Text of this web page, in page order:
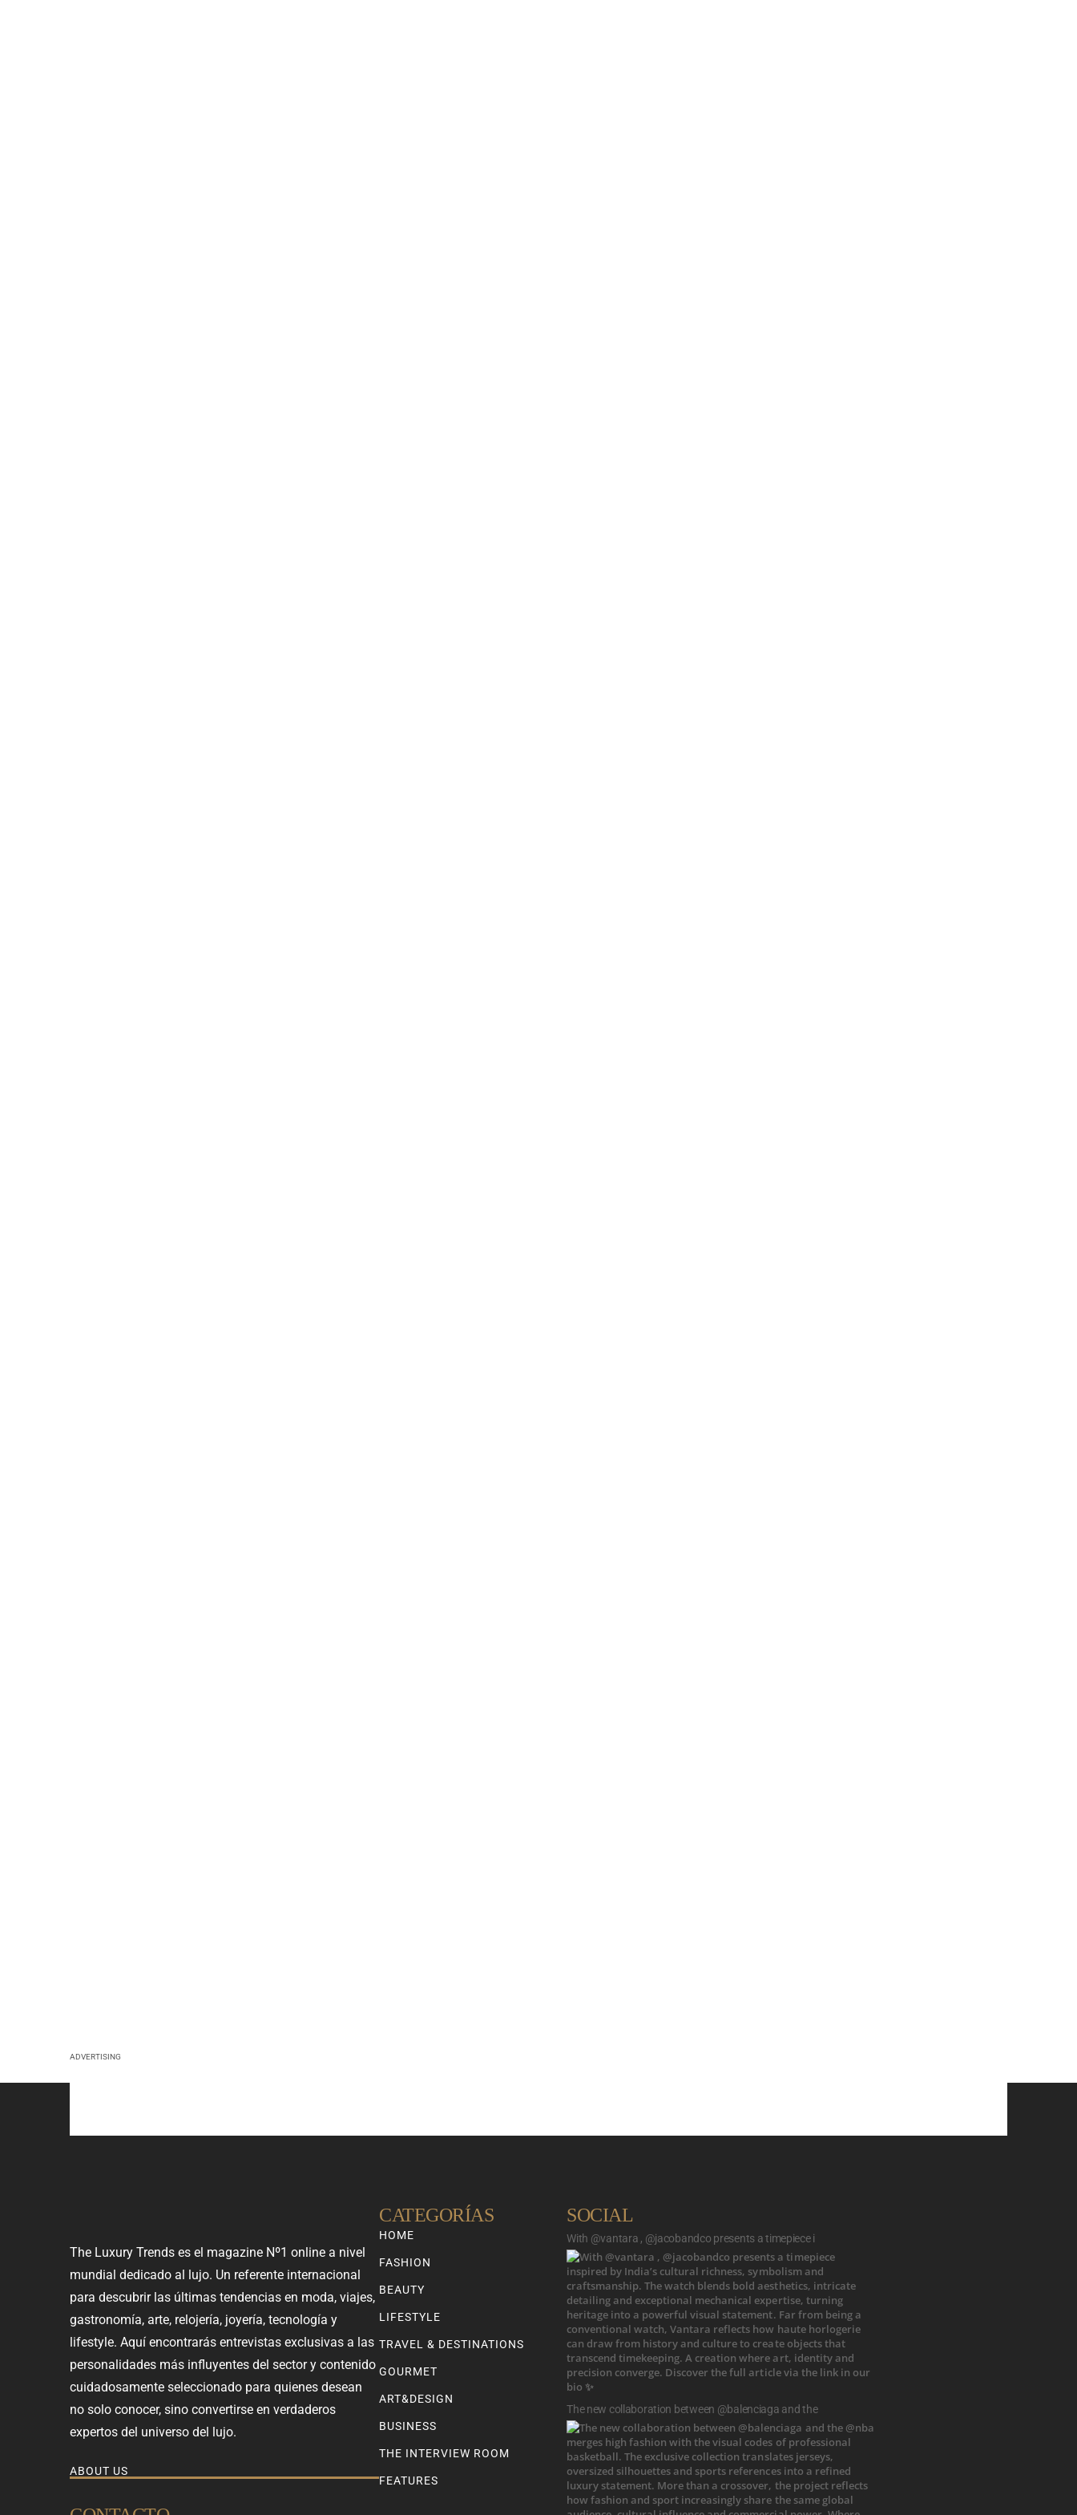
ADVERTISING
The Luxury Trends es el magazine Nº1 online a nivel
mundial dedicado al lujo. Un referente internacional
para descubrir las últimas tendencias en moda, viajes,
gastronomía, arte, relojería, joyería, tecnología y
lifestyle. Aquí encontrarás entrevistas exclusivas a las
personalidades más influyentes del sector y contenido
cuidadosamente seleccionado para quienes desean
no solo conocer, sino convertirse en verdaderos
expertos del universo del lujo.
ABOUT US
CATEGORÍAS
HOME
FASHION
BEAUTY
LIFESTYLE
TRAVEL & DESTINATIONS
GOURMET
ART&DESIGN
BUSINESS
THE INTERVIEW ROOM
FEATURES
SOCIAL
With @vantara , @jacobandco presents a timepiece i
The new collaboration between @balenciaga and the